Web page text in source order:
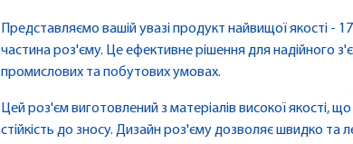
Представляємо вашій увазі продукт найвищої якості -
частина роз'єму. Це ефективне рішення для надійного
промислових та побутових умовах.
Цей роз'єм виготовлений з матеріалів високої якості,
стійкість до зносу. Дизайн роз'єму дозволяє швидко та